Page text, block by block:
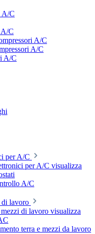
A/C
A/C
A/C
A/C
A/C
per A/C
per A/C visualizza
A/C
lavoro
di lavoro visualizza
terra e mezzi da lavoro